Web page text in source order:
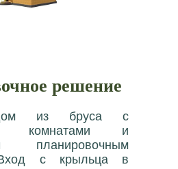
решение
из бруса с
комнатами и
планировочным
с крыльца в